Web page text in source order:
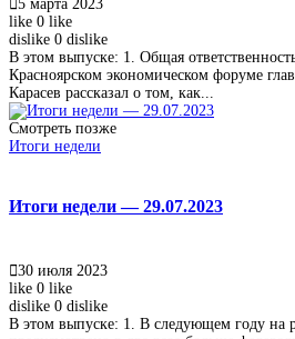
5 марта 2023
like 0 like
dislike 0 dislike
В этом выпуске: 1. Общая
Красноярском экономическом форуме
Карасев рассказал о том, как...
Смотреть позже
Итоги недели
Итоги недели — 29.07.2023
30 июля 2023
like 0 like
dislike 0 dislike
В этом выпуске: 1. В следующем году на